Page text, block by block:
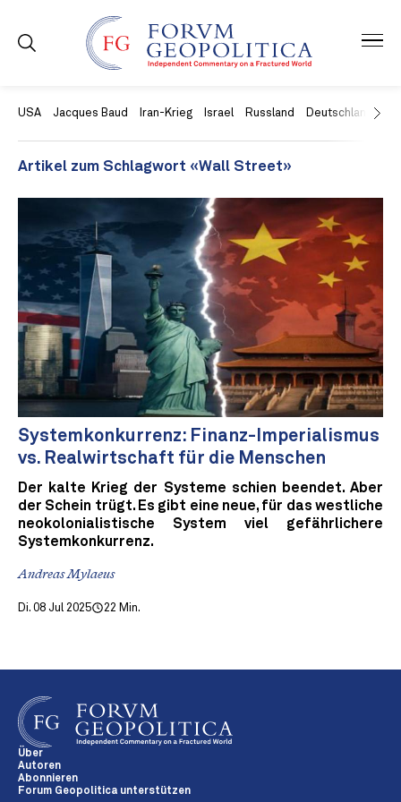
USA Jacques Baud Iran-Krieg Israel Russland Deutschland
Artikel zum Schlagwort «Wall Street»
Systemkonkurrenz: Finanz-Imperialismus
vs. Realwirtschaft für die Menschen
Der kalte Krieg der Systeme schien beendet. Aber
der Schein trügt. Es gibt eine neue, für das westliche
neokolonialistische System viel gefährlichere
Systemkonkurrenz.
Andreas Mylaeus
Di. 08 Jul 2025 22 Min.
Über
Autoren
Abonnieren
Forum Geopolitica unterstützen